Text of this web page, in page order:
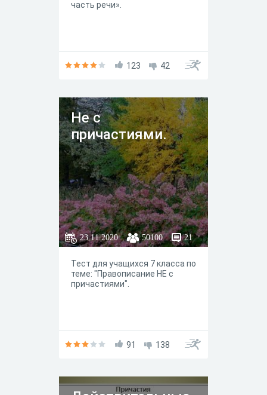
часть речи».
123 42
Не с
причастиями.
23.11.2020 50100 21
Тест для учащихся 7 класса по
теме: "Правописание НЕ с
причастиями".
91 138